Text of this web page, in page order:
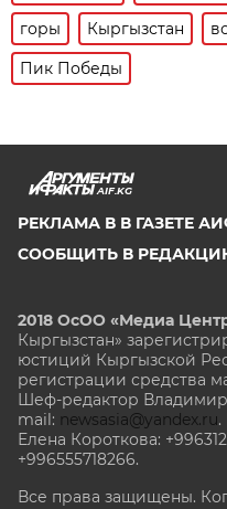
горы
Кыргызстан
Пик Победы
AIF.KG
РЕКЛАМА В В ГАЗЕТЕ
СООБЩИТЬ В
2018 ОсОО «Медиа
Кыргызстан»
юстиций Кыргызской
регистрации средства
Шеф-редактор Владимир
mail: newsasia@yandex.ru.
Елена Короткова:
+996555718266.
Все права защищены.